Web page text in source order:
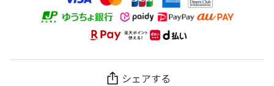
シェアする